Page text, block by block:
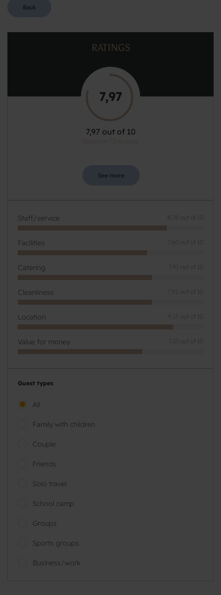
Back
RATINGS
7,97
7,97 out of 10
Based on 72 reviews
See more
Staff/service 8,78 out of 10
Facilities 7,60 out of 10
Catering 7,91 out of 10
Cleanliness 7,92 out of 10
Location 9,17 out of 10
Value for money 7,33 out of 10
Guest types
All
Family with children
Couple
Friends
Solo travel
School camp
Groups
Sports groups
Business/work